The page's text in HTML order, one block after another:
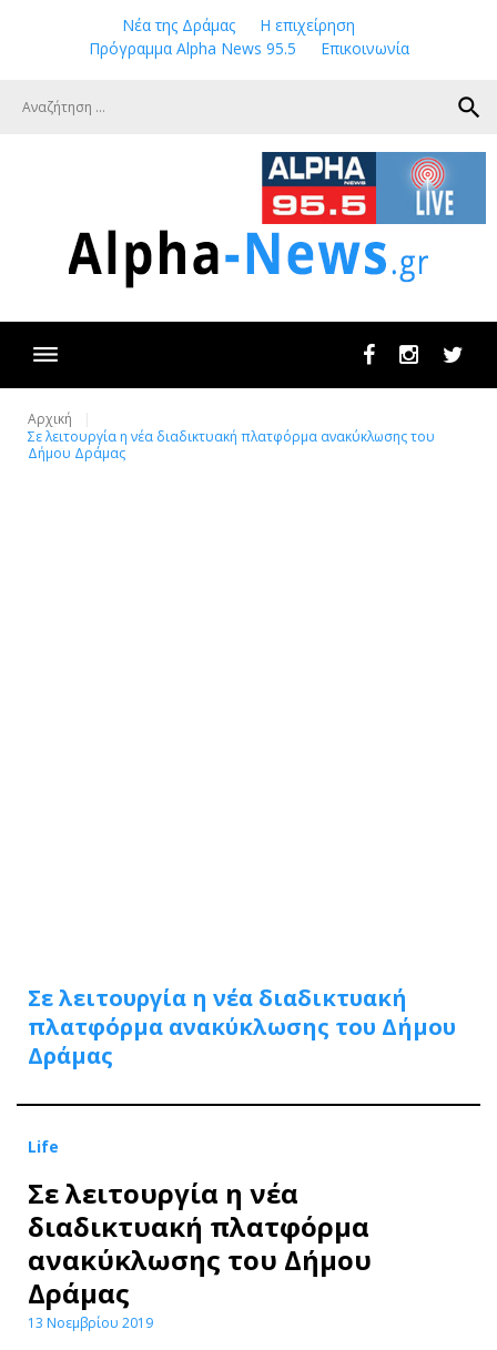
Νέα της Δράμας
Η επιχείρηση
Πρόγραμμα Alpha News 95.5
Επικοινωνία
search
FacebookInstagram
Αρχική
Σε λειτουργία η νέα διαδικτυακή πλατφόρμα ανακύκλωσης του
Δήμου Δράμας
Σε λειτουργία η νέα διαδικτυακή
πλατφόρμα ανακύκλωσης του Δήμου
Δράμας
Life
Σε λειτουργία η νέα
διαδικτυακή πλατφόρμα
ανακύκλωσης του Δήμου
Δράμας
13 Νοεμβρίου 2019